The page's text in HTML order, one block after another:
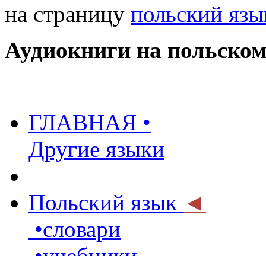
на страницу польский
Аудиокниги на
ГЛАВНАЯ •
Другие языки
Польский язык ◄
•словари